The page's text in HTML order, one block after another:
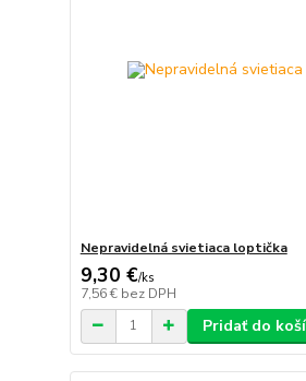
Nepravidelná svietiaca loptička
9,30 €/ks
7,56 € bez DPH
Pridať do